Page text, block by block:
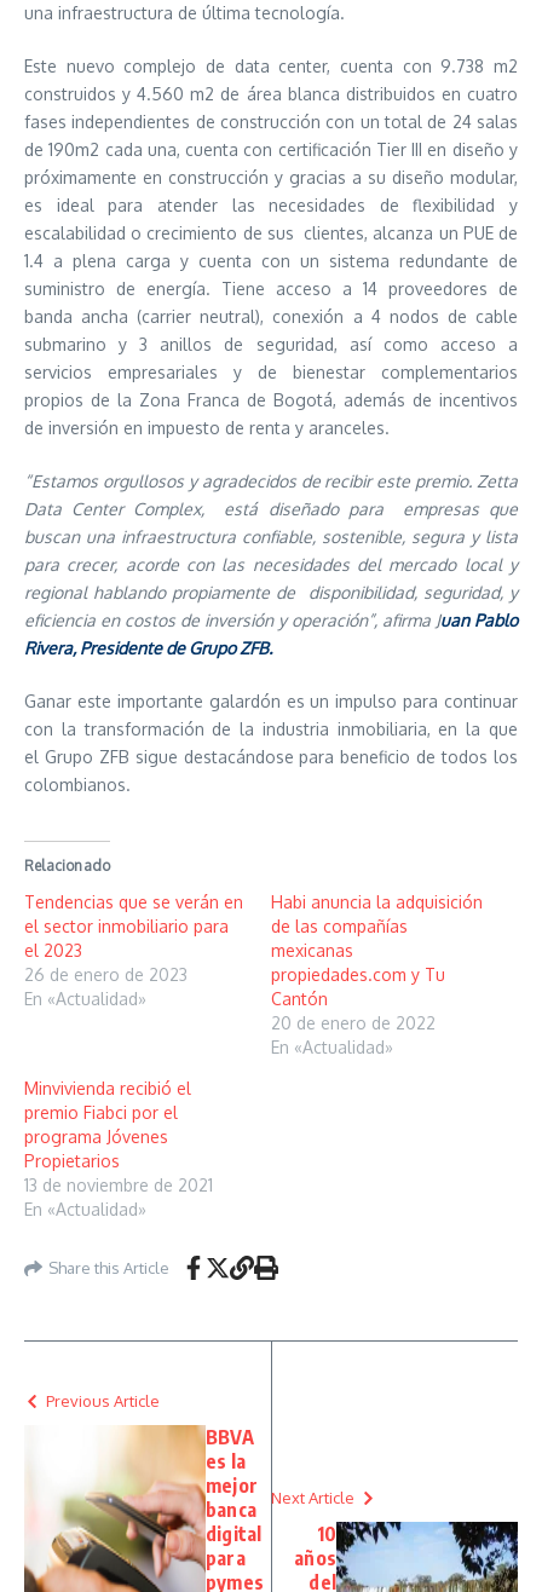
una infraestructura de última tecnología.
Este nuevo complejo de data center, cuenta con 9.738 m2
construidos y 4.560 m2 de área blanca distribuidos en cuatro
fases independientes de construcción con un total de 24 salas
de 190m2 cada una, cuenta con certificación Tier III en diseño y
próximamente en construcción y gracias a su diseño modular,
es ideal para atender las necesidades de flexibilidad y
escalabilidad o crecimiento de sus clientes, alcanza un PUE de
1.4 a plena carga y cuenta con un sistema redundante de
suministro de energía. Tiene acceso a 14 proveedores de
banda ancha (carrier neutral), conexión a 4 nodos de cable
submarino y 3 anillos de seguridad, así como acceso a
servicios empresariales y de bienestar complementarios
propios de la Zona Franca de Bogotá, además de incentivos
de inversión en impuesto de renta y aranceles.
“Estamos orgullosos y agradecidos de recibir este premio. Zetta
Data Center Complex, está diseñado para empresas que
buscan una infraestructura confiable, sostenible, segura y lista
para crecer, acorde con las necesidades del mercado local y
regional hablando propiamente de disponibilidad, seguridad, y
eficiencia en costos de inversión y operación”, afirma Juan Pablo
Rivera, Presidente de Grupo ZFB.
Ganar este importante galardón es un impulso para continuar
con la transformación de la industria inmobiliaria, en la que
el Grupo ZFB sigue destacándose para beneficio de todos los
colombianos.
Relacionado
Tendencias que se verán en
el sector inmobiliario para
el 2023
26 de enero de 2023
En «Actualidad»
Habi anuncia la adquisición
de las compañías
mexicanas
propiedades.com y Tu
Cantón
20 de enero de 2022
En «Actualidad»
Minvivienda recibió el
premio Fiabci por el
programa Jóvenes
Propietarios
13 de noviembre de 2021
En «Actualidad»
Share this Article
Previous Article
BBVA
es la
mejor
banca
digital
para
pymes
Next Article
10
años
del